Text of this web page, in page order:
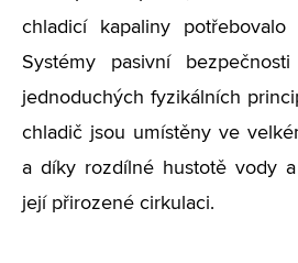
chladicí kapaliny potřebovalo
Systémy pasivní
jednoduchých fyzikálních
chladič jsou umístěny ve
a díky rozdílné hustotě vody
její přirozené cirkulaci.